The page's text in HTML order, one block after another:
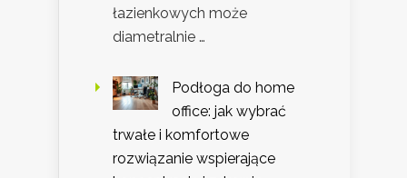
łazienkowych może
diametralnie …
Podłoga do home
office: jak wybrać
trwałe i komfortowe
rozwiązanie wspierające